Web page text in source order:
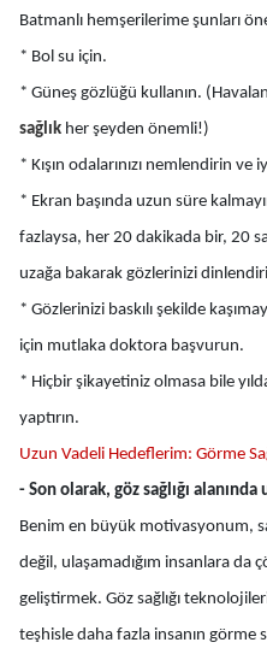
Batmanlı hemşerilerime şunları
* Bol su için.
* Güneş gözlüğü kullanın.
sağlık her şeyden önemli!)
* Kışın odalarınızı nemlendirin ve
* Ekran başında uzun süre
fazlaysa, her 20 dakikada bir, 20
uzağa bakarak gözlerinizi
* Gözlerinizi baskılı şekilde
için mutlaka doktora başvurun.
* Hiçbir şikayetiniz olmasa bile
yaptırın.
Uzun Vadeli Hedeflerim: Görme
- Son olarak, göz sağlığı
Benim en büyük motivasyonum,
değil, ulaşamadığım insanlara da
geliştirmek. Göz sağlığı
teşhisle daha fazla insanın görme